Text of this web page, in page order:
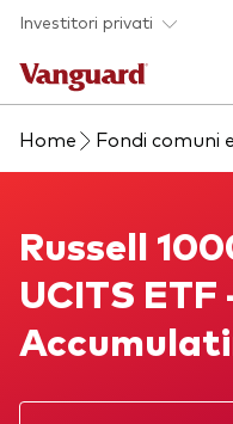
Skip to main content
Investitori privati
Prodotti di
Prodotti
ETF
La società
Back to main
Home Fondi comuni
Russell 1000 U.S. Value
Russell
UCITS ETF